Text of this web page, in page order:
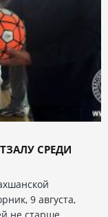
СРЕДИ
9 августа,